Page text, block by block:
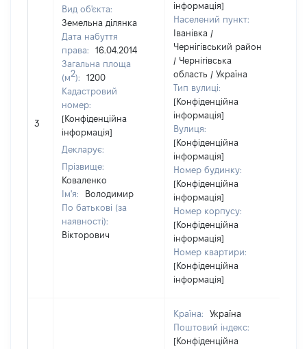
3
Вид об'єкта:
Земельна ділянка
Дата набуття
права:
16.04.2014
Загальна площа
(м2):
1200
Кадастровий
номер:
[Конфіденційна
інформація]
Декларує:
Прізвище:
Коваленко
Ім'я:
Володимир
По батькові (за
наявності):
Вікторович
інформація]
Населений пункт:
Іванівка /
Чернігівський район
/ Чернігівська
область / Україна
Тип вулиці:
[Конфіденційна
інформація]
Вулиця:
[Конфіденційна
інформація]
Номер будинку:
[Конфіденційна
інформація]
Номер корпусу:
[Конфіденційна
інформація]
Номер квартири:
[Конфіденційна
інформація]
Країна:
Україна
Поштовий індекс:
[Конфіденційна